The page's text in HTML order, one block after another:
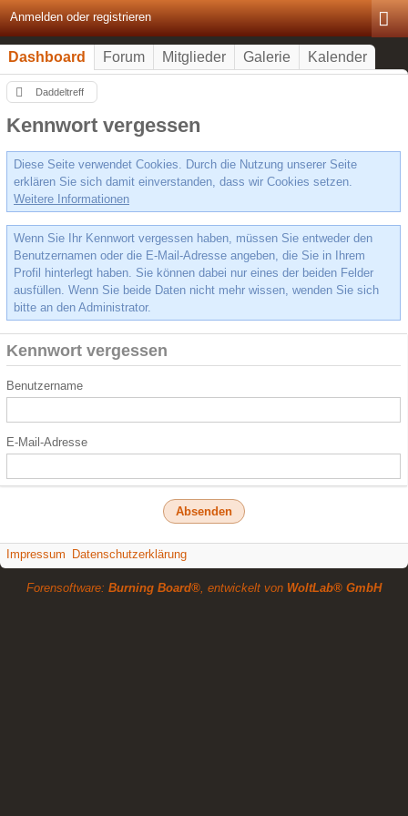
Anmelden oder registrieren
Dashboard Forum Mitglieder Galerie Kalender
Daddeltreff
Kennwort vergessen
Diese Seite verwendet Cookies. Durch die Nutzung unserer Seite
erklären Sie sich damit einverstanden, dass wir Cookies setzen.
Weitere Informationen
Wenn Sie Ihr Kennwort vergessen haben, müssen Sie entweder den
Benutzernamen oder die E-Mail-Adresse angeben, die Sie in Ihrem
Profil hinterlegt haben. Sie können dabei nur eines der beiden Felder
ausfüllen. Wenn Sie beide Daten nicht mehr wissen, wenden Sie sich
bitte an den Administrator.
Kennwort vergessen
Benutzername
E-Mail-Adresse
Impressum Datenschutzerklärung
Forensoftware: Burning Board®, entwickelt von WoltLab® GmbH